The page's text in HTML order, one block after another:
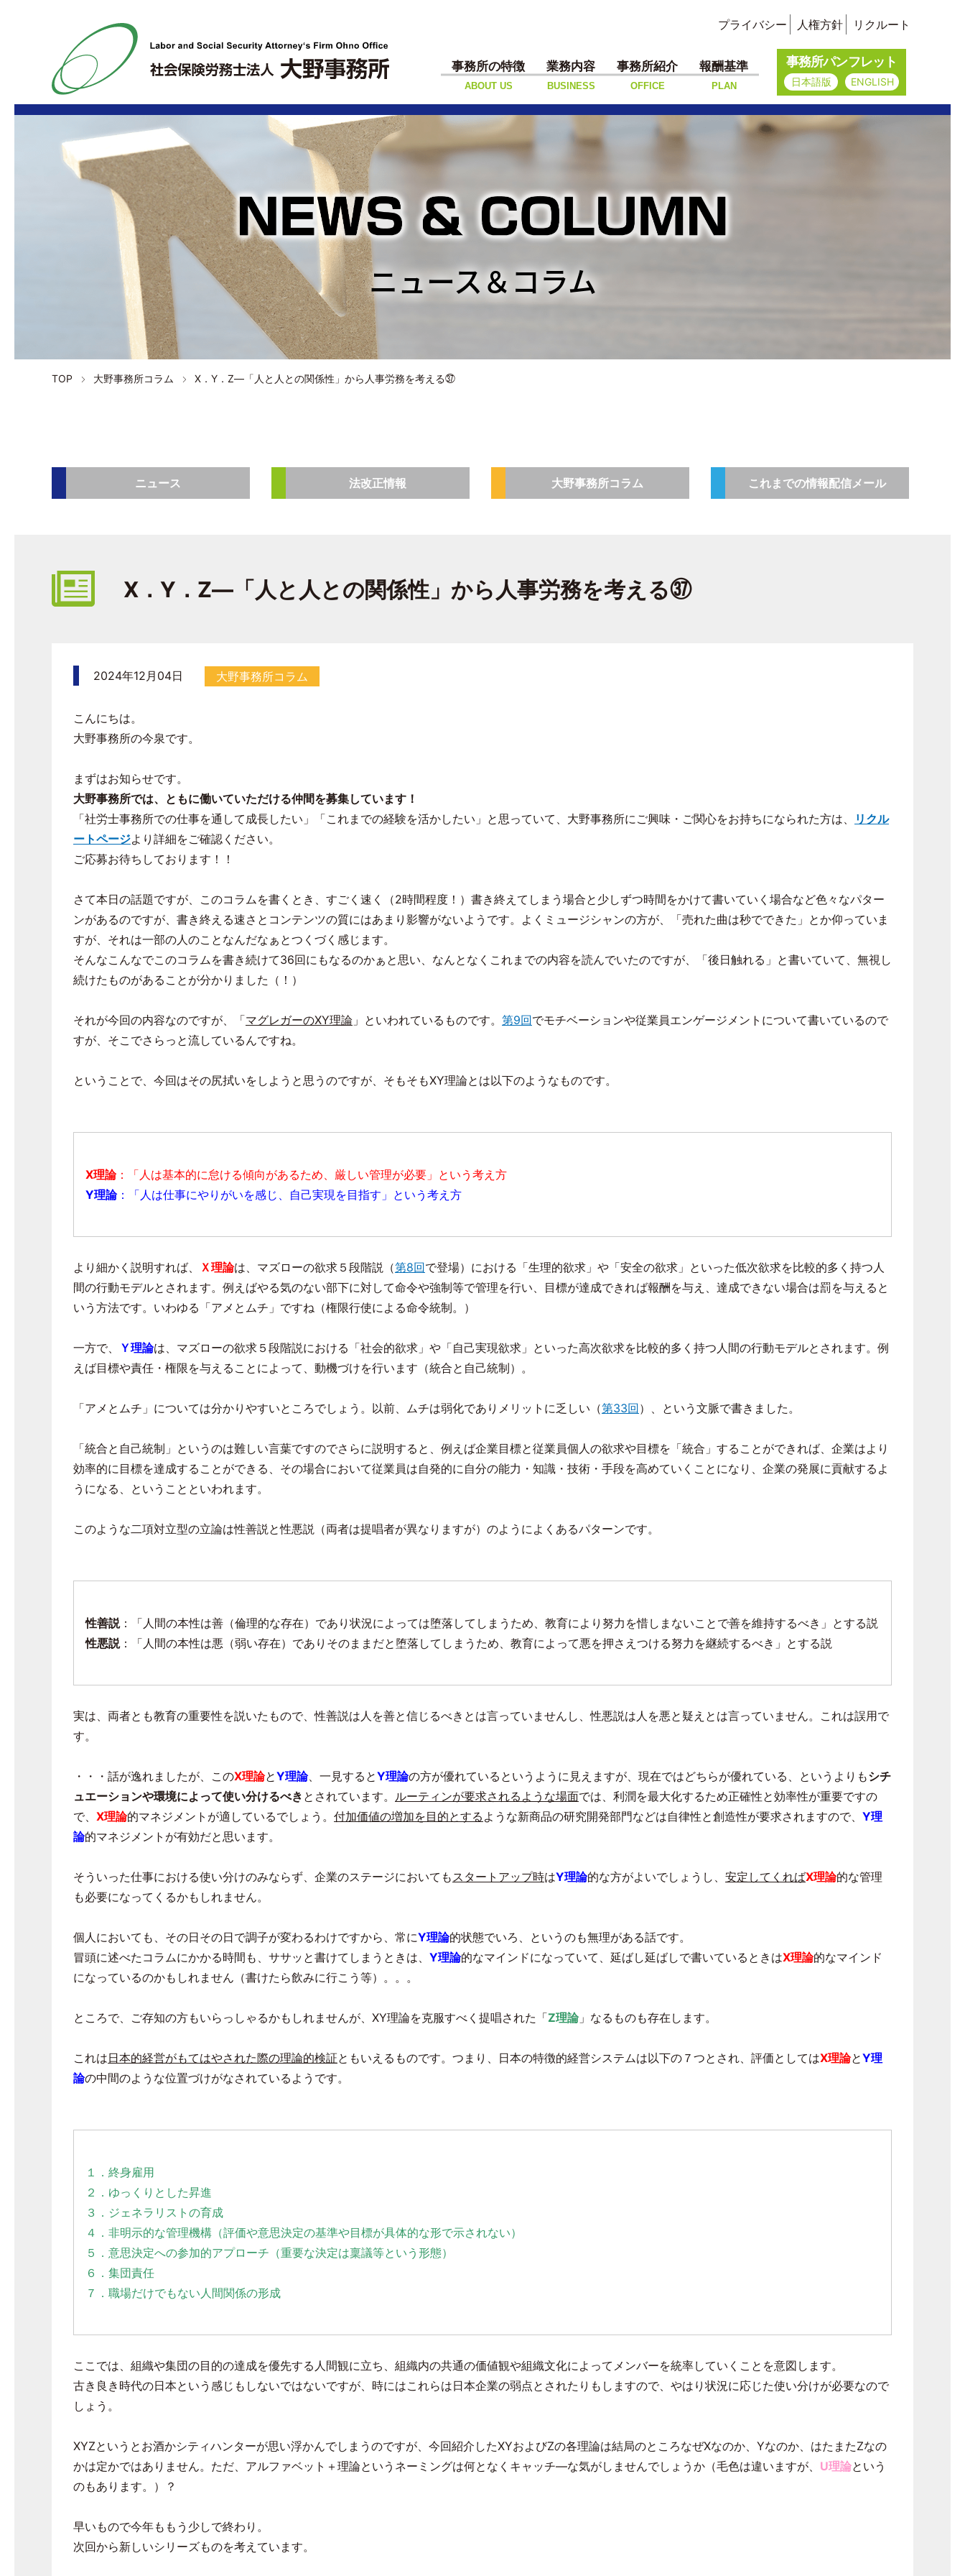
プライバシー 人権方針 リクルート
事務所の特徴
ABOUT US
業務内容
BUSINESS
事務所紹介
OFFICE
報酬基準
PLAN
事務所パンフレット
日本語版 ENGLISH
ニュース＆コラム
TOP 大野事務所コラム X．Y．Z―「人と人との関係性」から人事労務を考える㊲
ニュース 法改正情報 大野事務所コラム これまでの情報配信メール
X．Y．Z―「人と人との関係性」から人事労務を考える㊲
2024年12月04日 大野事務所コラム
こんにちは。
大野事務所の今泉です。
まずはお知らせです。
大野事務所では、ともに働いていただける仲間を募集しています！
「社労士事務所での仕事を通して成長したい」「これまでの経験を活かしたい」と思っていて、大野事務所にご興味・ご関心をお持ちになられた方は、
リクル
ートページより詳細をご確認ください。
ご応募お待ちしております！！
さて本日の話題ですが、このコラムを書くとき、すごく速く（2時間程度！）書き終えてしまう場合と少しずつ時間をかけて書いていく場合など色々なパター
ンがあるのですが、書き終える速さとコンテンツの質にはあまり影響がないようです。よくミュージシャンの方が、「売れた曲は秒でできた」とか仰っていま
すが、それは一部の人のことなんだなぁとつくづく感じます。
そんなこんなでこのコラムを書き続けて36回にもなるのかぁと思い、なんとなくこれまでの内容を読んでいたのですが、「後日触れる」と書いていて、無視し
続けたものがあることが分かりました（！）
それが今回の内容なのですが、「マグレガーのXY理論 」といわれているものです。 第9回でモチベーションや従業員エンゲージメントについて書いているので
すが、そこでさらっと流しているんですね。
ということで、今回はその尻拭いをしようと思うのですが、そもそもXY理論とは以下のようなものです。
X理論：「人は基本的に怠ける傾向があるため、厳しい管理が必要」という考え方
Y理論：「人は仕事にやりがいを感じ、自己実現を目指す」という考え方
より細かく説明すれば、 Ｘ理論は、マズローの欲求５段階説（第8回で登場）における「生理的欲求」や「安全の欲求」といった低次欲求を比較的多く持つ人
間の行動モデルとされます。例えばやる気のない部下に対して命令や強制等で管理を行い、目標が達成できれば報酬を与え、達成できない場合は罰を与えると
いう方法です。いわゆる「アメとムチ」ですね（権限行使による命令統制。）
一方で、 Ｙ理論は、マズローの欲求５段階説における「社会的欲求」や「自己実現欲求」といった高次欲求を比較的多く持つ人間の行動モデルとされます。例
えば目標や責任・権限を与えることによって、動機づけを行います（統合と自己統制）。
「アメとムチ」については分かりやすいところでしょう。以前、ムチは弱化でありメリットに乏しい（第33回）、という文脈で書きました。
「統合と自己統制」というのは難しい言葉ですのでさらに説明すると、例えば企業目標と従業員個人の欲求や目標を「統合」することができれば、企業はより
効率的に目標を達成することができる、その場合において従業員は自発的に自分の能力・知識・技術・手段を高めていくことになり、企業の発展に貢献するよ
うになる、ということといわれます。
このような二項対立型の立論は性善説と性悪説（両者は提唱者が異なりますが）のようによくあるパターンです。
性善説：「人間の本性は善（倫理的な存在）であり状況によっては堕落してしまうため、教育により努力を惜しまないことで善を維持するべき」とする説
性悪説：「人間の本性は悪（弱い存在）でありそのままだと堕落してしまうため、教育によって悪を押さえつける努力を継続するべき」とする説
実は、両者とも教育の重要性を説いたもので、性善説は人を善と信じるべきとは言っていませんし、性悪説は人を悪と疑えとは言っていません。これは誤用で
す。
・・・話が逸れましたが、このX理論とY理論、一見するとY理論の方が優れているというように見えますが、現在ではどちらが優れている、というよりもシチ
ュエーションや環境によって使い分けるべき とされています。 ルーティンが要求されるような場面では、利潤を最大化するため正確性と効率性が重要ですの
で、 X理論的マネジメントが適しているでしょう。 付加価値の増加を目的とする ような新商品の研究開発部門などは自律性と創造性が要求されますので、 Y理
論的マネジメントが有効だと思います。
そういった仕事における使い分けのみならず、企業のステージにおいても スタートアップ時はY理論的な方がよいでしょうし、 安定してくればX理論的な管理
も必要になってくるかもしれません。
個人においても、その日その日で調子が変わるわけですから、常にY理論的状態でいろ、というのも無理がある話です。
冒頭に述べたコラムにかかる時間も、ササッと書けてしまうときは、 Y理論的なマインドになっていて、延ばし延ばしで書いているときはX理論的なマインド
になっているのかもしれません（書けたら飲みに行こう等）。。。
ところで、ご存知の方もいらっしゃるかもしれませんが、 XY理論を克服すべく提唱された「Z理論」なるものも存在します。
これは日本的経営がもてはやされた際の理論的検証ともいえるものです。つまり、日本の特徴的経営システムは以下の７つとされ、評価としてはX理論とY理
論の中間のような位置づけがなされているようです。
１．終身雇用
２．ゆっくりとした昇進
３．ジェネラリストの育成
４．非明示的な管理機構（評価や意思決定の基準や目標が具体的な形で示されない）
５．意思決定への参加的アプローチ（重要な決定は稟議等という形態）
６．集団責任
７．職場だけでもない人間関係の形成
ここでは、組織や集団の目的の達成を優先する人間観に立ち、組織内の共通の価値観や組織文化によってメンバーを統率していくことを意図します。
古き良き時代の日本という感じもしないではないですが、時にはこれらは日本企業の弱点とされたりもしますので、やはり状況に応じた使い分けが必要なので
しょう。
XYZというとお酒かシティハンターが思い浮かんでしまうのですが、今回紹介したXYおよびZの各理論は結局のところなぜXなのか、 Yなのか、はたまたZなの
かは定かではありません。ただ、アルファベット＋理論というネーミングは何となくキャッチ―な気がしませんでしょうか（毛色は違いますが、 U理論という
のもあります。）？
早いもので今年ももう少しで終わり。
次回から新しいシリーズものを考えています。